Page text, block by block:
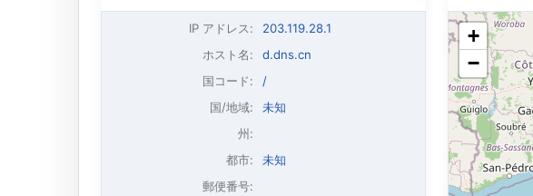
IP アドレス:
203.119.28.1
ホスト名:
d.dns.cn
国コード:
/
国/地域:
未知
州:
都市:
未知
郵便番号:
+
−